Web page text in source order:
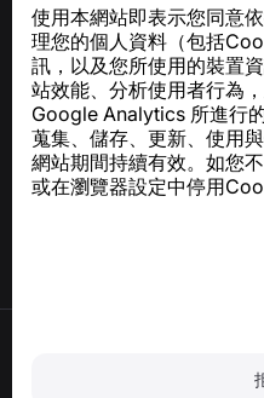
使用本網站即表示您同意
理您的個人資料（包括
訊，以及您所使用的裝置
站效能、分析使用者行為
Google Analytics 所進行
蒐集、儲存、更新、使用
網站期間持續有效。如您
或在瀏覽器設定中停用
及騷擾內容
關於 GDPR 合規的諮詢：
說明中心
新聞與文章
關於專案
聯絡方式